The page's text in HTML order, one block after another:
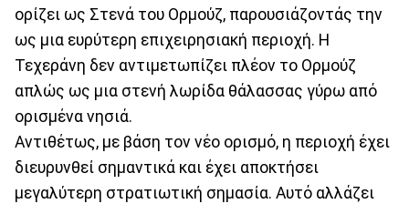
ορίζει ως Στενά του Ορμούζ, παρουσιάζοντάς την
ως μια ευρύτερη επιχειρησιακή περιοχή. Η
Τεχεράνη δεν αντιμετωπίζει πλέον το Ορμούζ
απλώς ως μια στενή λωρίδα θάλασσας γύρω από
ορισμένα νησιά.
Αντιθέτως, με βάση τον νέο ορισμό, η περιοχή έχει
διευρυνθεί σημαντικά και έχει αποκτήσει
μεγαλύτερη στρατιωτική σημασία. Αυτό αλλάζει